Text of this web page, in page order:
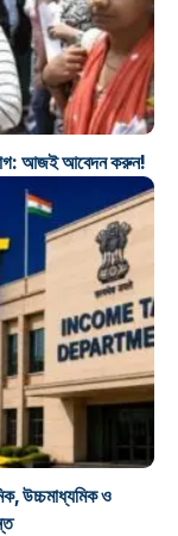
সুযোগ: আজই আবেদন করুন!
ও